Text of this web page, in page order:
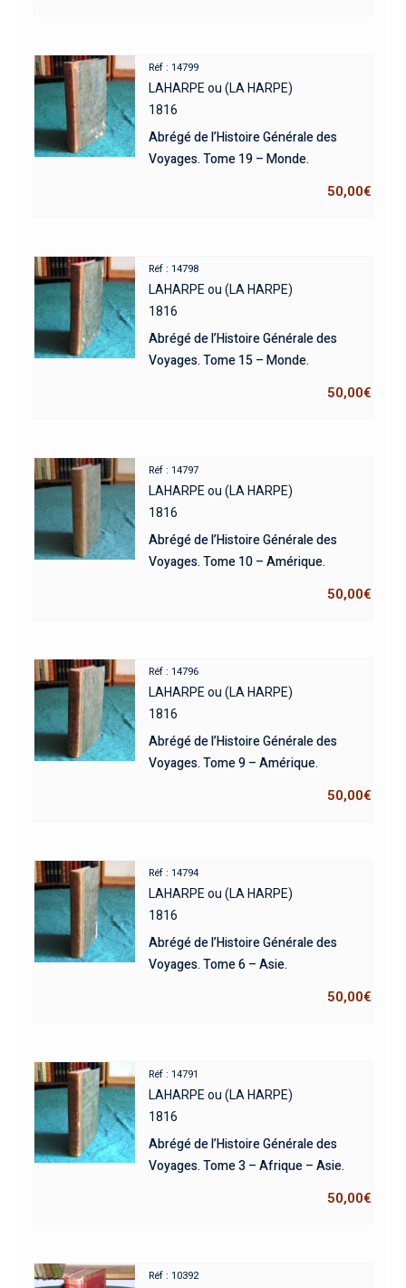
Réf : 14799
LAHARPE ou (LA HARPE)
1816
Abrégé de l’Histoire Générale des
Voyages. Tome 19 – Monde.
50,00€
Réf : 14798
LAHARPE ou (LA HARPE)
1816
Abrégé de l’Histoire Générale des
Voyages. Tome 15 – Monde.
50,00€
Réf : 14797
LAHARPE ou (LA HARPE)
1816
Abrégé de l’Histoire Générale des
Voyages. Tome 10 – Amérique.
50,00€
Réf : 14796
LAHARPE ou (LA HARPE)
1816
Abrégé de l’Histoire Générale des
Voyages. Tome 9 – Amérique.
50,00€
Réf : 14794
LAHARPE ou (LA HARPE)
1816
Abrégé de l’Histoire Générale des
Voyages. Tome 6 – Asie.
50,00€
Réf : 14791
LAHARPE ou (LA HARPE)
1816
Abrégé de l’Histoire Générale des
Voyages. Tome 3 – Afrique – Asie.
50,00€
Réf : 10392